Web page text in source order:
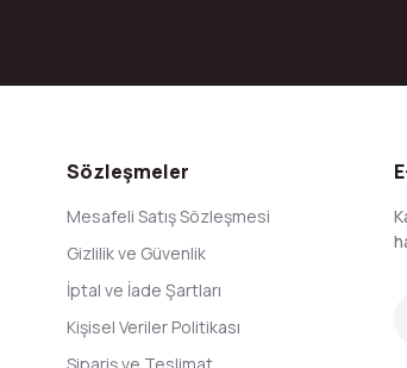
Sözleşmeler
Mesafeli Satış Sözleşmesi
Gizlilik ve Güvenlik
İptal ve İade Şartları
Kişisel Veriler Politikası